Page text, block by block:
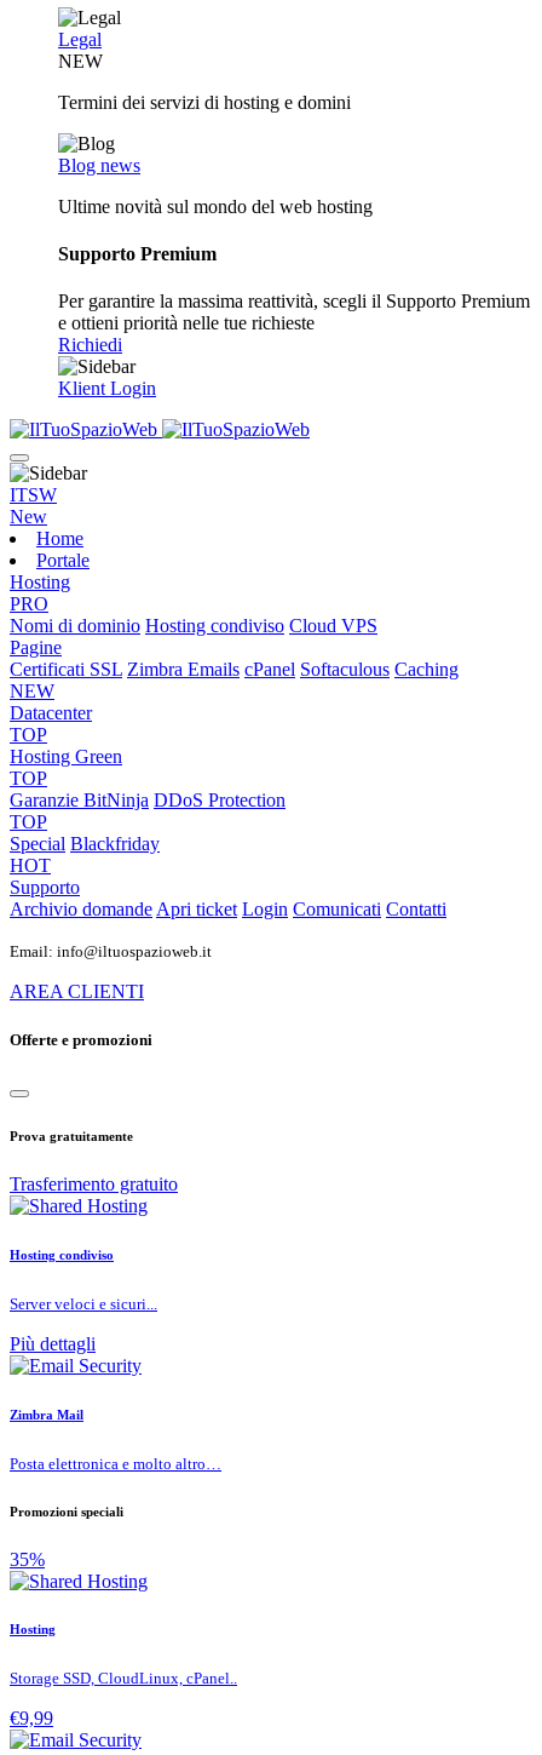
Legal
NEW
Termini dei servizi di hosting e domini
Blog news
Ultime novità sul mondo del web hosting
Supporto Premium
Per garantire la massima reattività, scegli il Supporto Premium
e ottieni priorità nelle tue richieste
Richiedi
Klient Login
ITSW
New
Home
Portale
Hosting
PRO
Nomi di dominio Hosting condiviso Cloud VPS
Pagine
Certificati SSL Zimbra Emails cPanel Softaculous Caching
NEW
Datacenter
TOP
Hosting Green
TOP
Garanzie BitNinja DDoS Protection
TOP
Special Blackfriday
HOT
Supporto
Archivio domandeApri ticket Login Comunicati Contatti
Email: info@iltuospazioweb.it
AREA CLIENTI
Offerte e promozioni
Prova gratuitamente
Trasferimento gratuito
Hosting condiviso
Server veloci e sicuri...
Più dettagli
Zimbra Mail
Posta elettronica e molto altro…
Promozioni speciali
35%
Hosting
Storage SSD, CloudLinux, cPanel..
€9,99